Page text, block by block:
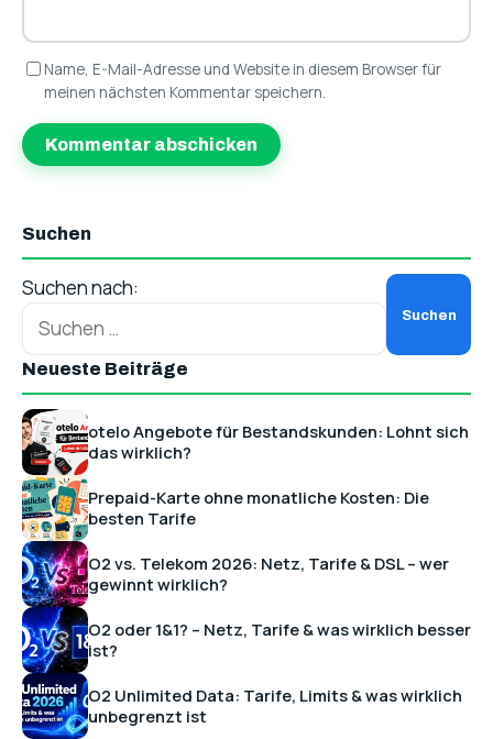
Name, E-Mail-Adresse und Website in diesem Browser für
meinen nächsten Kommentar speichern.
Suchen
Suchen nach:
Neueste Beiträge
otelo Angebote für Bestandskunden: Lohnt sich
das wirklich?
Prepaid-Karte ohne monatliche Kosten: Die
besten Tarife
O2 vs. Telekom 2026: Netz, Tarife & DSL – wer
gewinnt wirklich?
O2 oder 1&1? – Netz, Tarife & was wirklich besser
ist?
O2 Unlimited Data: Tarife, Limits & was wirklich
unbegrenzt ist